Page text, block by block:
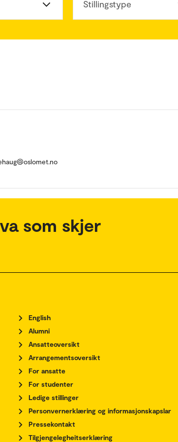
Stillingstype
som skjer
English
Alumni
Ansatteoversikt
Arrangementsoversikt
For ansatte
For studenter
Ledige stillinger
Personvernerklæring og informasjonskapslar
Pressekontakt
Tilgjengelegheitserklæring